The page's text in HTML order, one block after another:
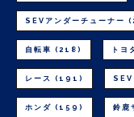
SEVアンダーチューナー
自転車 (218) トヨ
レース (191) SEV
ホンダ (159) 鈴鹿